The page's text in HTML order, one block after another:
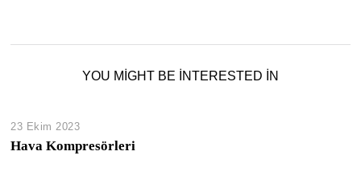
YOU MIGHT BE INTERESTED IN
23 Ekim 2023
Hava Kompresörleri